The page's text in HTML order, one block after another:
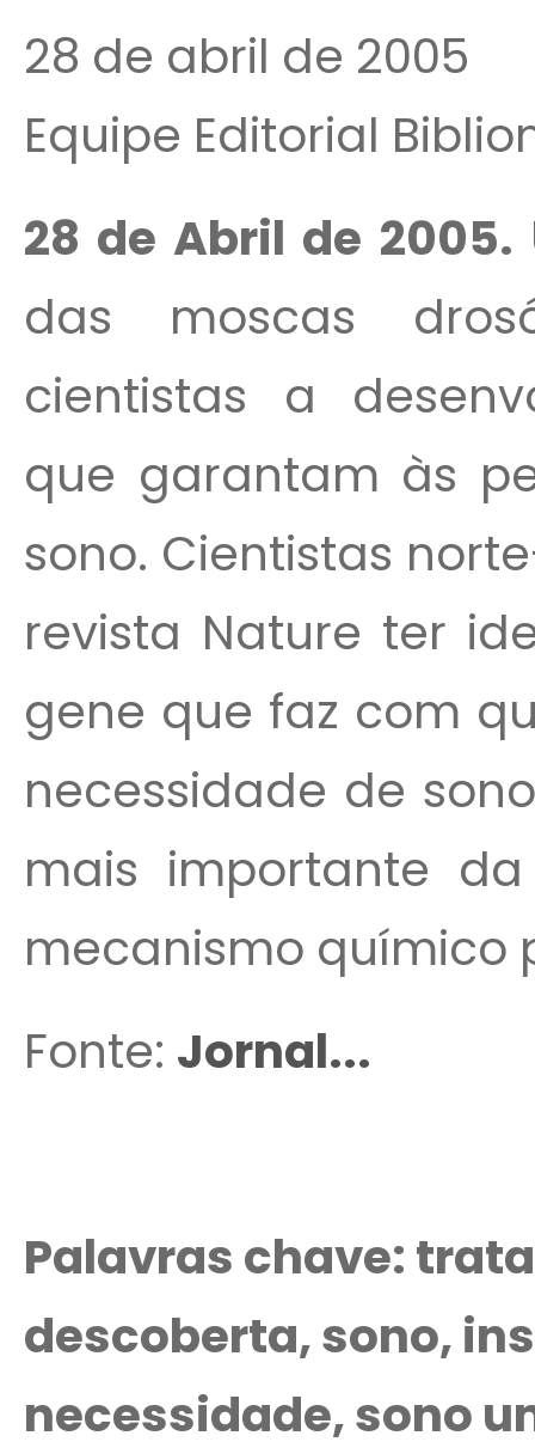
28 de abril de 2005
Equipe Editorial
28 de Abril de 2005.
das moscas
cientistas a
que garantam às
sono. Cientistas
revista Nature ter
gene que faz com
necessidade de
mais importante
mecanismo químico
Fonte: Jornal...
Palavras chave:
descoberta, sono,
necessidade, sono